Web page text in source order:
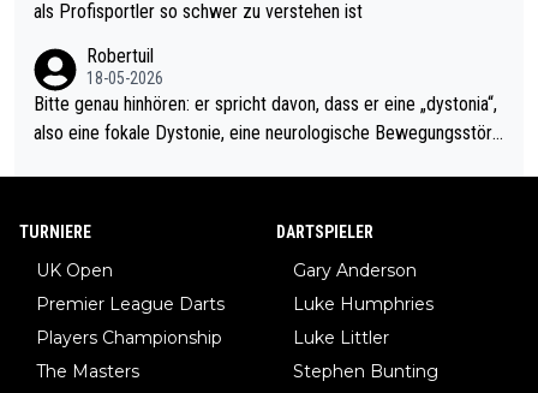
rovoziert hat. Und Littlers Mutter schießt öfters mal gegen Ric
als Profisportler so schwer zu verstehen ist
Robertuil
18-05-2026
Bitte genau hinhören: er spricht davon, dass er eine „dystonia“,
also eine fokale Dystonie, eine neurologische Bewegungsstöru
be immer noch, dass sehr viele der Dartits-Fälle fälschlich psy
diese könnten teils wirksam behandelt werden! Dafür müsste
man nur zum Neurologen und nicht zum Mentaltrainer gehen…
TURNIERE
UK Open
Premier League Darts
Players Championship
The Masters
DARTSPIELER
Gary Anderson
Luke Humphries
Luke Littler
Stephen Bunting